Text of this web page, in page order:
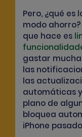
Pero, ¿qué es
modo
que hace es
gastar
las
las
automáticas
plano de
bloquea
iPhone